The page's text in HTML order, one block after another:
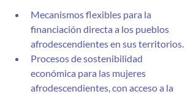
Mecanismos flexibles para la
financiación directa a los pueblos
afrodescendientes en sus territorios.
Procesos de sostenibilidad
económica para las mujeres
afrodescendientes, con acceso a la